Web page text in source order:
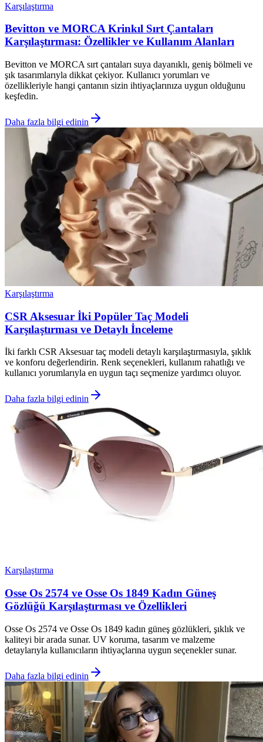
Karşılaştırma
Bevitton ve MORCA Krinkıl Sırt Çantaları
Karşılaştırması: Özellikler ve Kullanım Alanları
Bevitton ve MORCA sırt çantaları suya dayanıklı, geniş bölmeli ve
şık tasarımlarıyla dikkat çekiyor. Kullanıcı yorumları ve
özellikleriyle hangi çantanın sizin ihtiyaçlarınıza uygun olduğunu
keşfedin.
Daha fazla bilgi edinin
Karşılaştırma
CSR Aksesuar İki Popüler Taç Modeli
Karşılaştırması ve Detaylı İnceleme
İki farklı CSR Aksesuar taç modeli detaylı karşılaştırmasıyla, şıklık
ve konforu değerlendirin. Renk seçenekleri, kullanım rahatlığı ve
kullanıcı yorumlarıyla en uygun taçı seçmenize yardımcı oluyor.
Daha fazla bilgi edinin
Karşılaştırma
Osse Os 2574 ve Osse Os 1849 Kadın Güneş
Gözlüğü Karşılaştırması ve Özellikleri
Osse Os 2574 ve Osse Os 1849 kadın güneş gözlükleri, şıklık ve
kaliteyi bir arada sunar. UV koruma, tasarım ve malzeme
detaylarıyla kullanıcıların ihtiyaçlarına uygun seçenekler sunar.
Daha fazla bilgi edinin